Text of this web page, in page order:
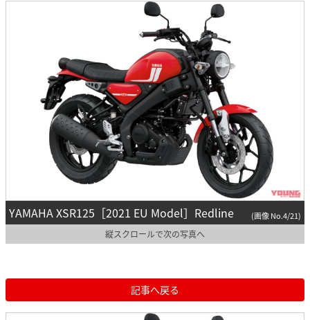
YAMAHA XSR125［2021 EU Model］Redline (画像 No.4/21)
縦スクロールで次の写真へ
記事へ戻る